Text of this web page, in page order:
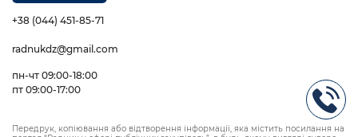
+38 (044) 451-85-71
radnukdz@gmail.com
пн-чт 09:00-18:00
пт 09:00-17:00
Передрук, копіювання або відтворення інформації, яка містить посилання на